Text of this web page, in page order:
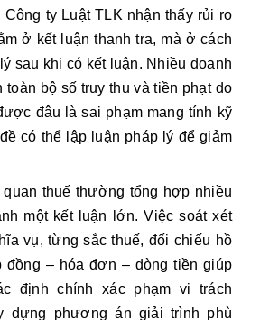
ty Luật TLK nhận thấy rủi ro
ở kết luận thanh tra, mà ởcách
sau khi có kết luận. Nhiều doanh
toàn bộ số truy thu và tiền phạt do
đâu là sai phạm mang tính kỹ
có thể lập luận pháp lý để giảm
thuế thường tổng hợp nhiều
một kết luận lớn. Việcsoát xét
vụ, từng sắc thuế, đối chiếu hồ
– hóa đơn – dòng tiền giúp
định chính xác phạm vi trách
dựng phương án giải trình phù